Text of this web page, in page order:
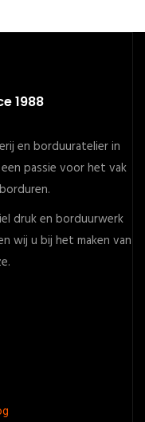
1988
en borduuratelier in
passie voor het vak
druk en borduurwerk
wij u bij het maken van